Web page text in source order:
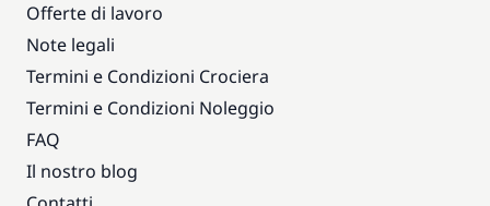
Offerte di lavoro
Note legali
Termini e Condizioni Crociera
Termini e Condizioni Noleggio
FAQ
Il nostro blog